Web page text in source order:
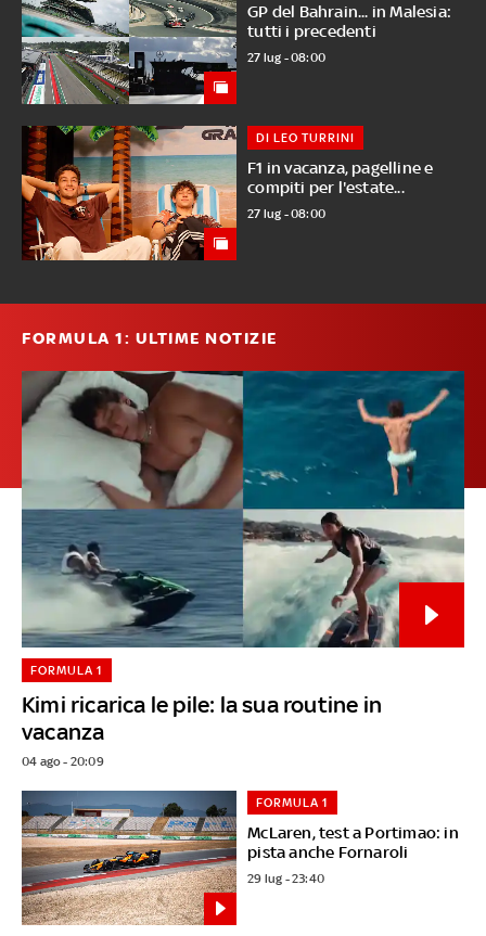
GP del Bahrain... in Malesia:
tutti i precedenti
27 lug - 08:00
F1 in vacanza, pagelline e
compiti per l'estate...
DI LEO TURRINI
27 lug - 08:00
FORMULA 1: ULTIME NOTIZIE
Kimi ricarica le pile: la sua routine in
vacanza
FORMULA 1
04 ago - 20:09
McLaren, test a Portimao: in
pista anche Fornaroli
FORMULA 1
29 lug - 23:40